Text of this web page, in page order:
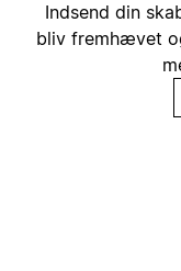
Indsend din
bliv fremhævet